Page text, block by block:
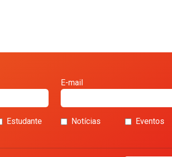
E-mail
Estudante Notícias
Eventos